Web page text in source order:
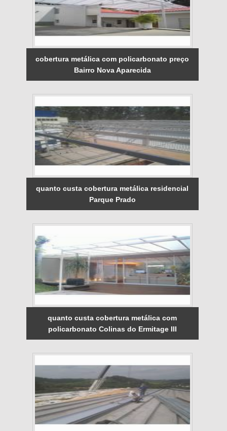
cobertura metálica com policarbonato preço
Bairro Nova Aparecida
quanto custa cobertura metálica residencial
Parque Prado
quanto custa cobertura metálica com
policarbonato Colinas do Ermitage III